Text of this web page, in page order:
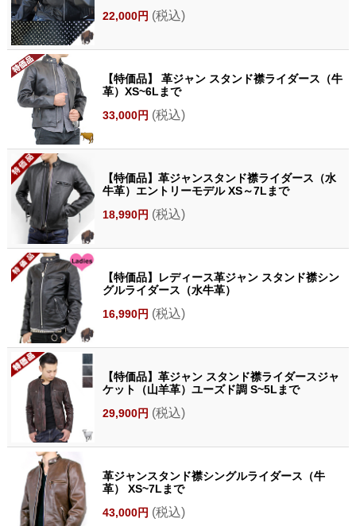
22,000円 (税込)
【特価品】 革ジャン スタンド襟ライダース（牛
革）XS~6Lまで
33,000円 (税込)
【特価品】革ジャンスタンド襟ライダース（水
牛革）エントリーモデル XS～7Lまで
18,990円 (税込)
【特価品】レディース革ジャン スタンド襟シン
グルライダース（水牛革）
16,990円 (税込)
【特価品】革ジャン スタンド襟ライダースジャ
ケット（山羊革）ユーズド調 S~5Lまで
29,900円 (税込)
革ジャンスタンド襟シングルライダース（牛
革） XS~7Lまで
43,000円 (税込)